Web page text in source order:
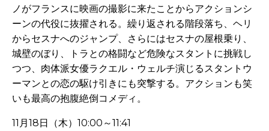
ノがフランスに映画の撮影に来たことからアクションシ
ーンの代役に抜擢される。繰り返される階段落ち、ヘリ
からセスナへのジャンプ、さらにはセスナの屋根乗り、
城壁のぼり、トラとの格闘など危険なスタントに挑戦し
つつ、肉体派女優ラクエル・ウェルチ演じるスタントウ
ーマンとの恋の駆け引きにも突撃する。アクションも笑
いも最高の抱腹絶倒コメディ。
11月18日（木）10:00～11:41